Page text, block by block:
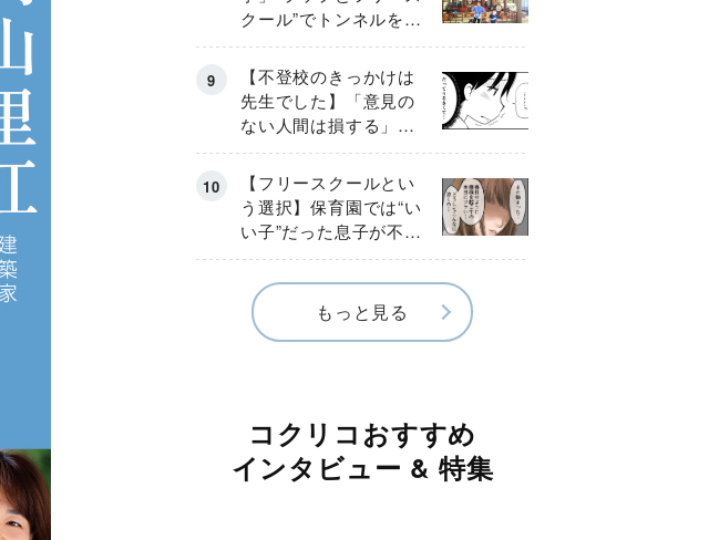
クール”でトンネルを脱
して高校受験へ〔元野
球少年の実話〕
【不登校のきっかけは
先生でした】「意見の
ない人間は損する」担
任の一言が苦しみに…
《第１話》
【フリースクールとい
う選択】保育園では“い
い子”だった息子が不登
校に…小学校入学後に
見えたSOS《第１話》
もっと見る
コクリコおすすめ
インタビュー & 特集